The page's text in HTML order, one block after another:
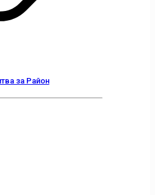
за Район